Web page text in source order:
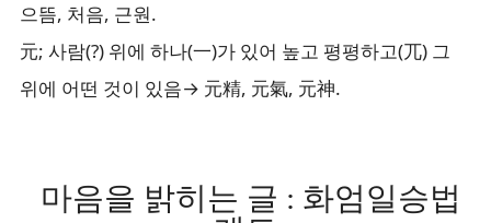
으뜸, 처음, 근원.
元; 사람(?) 위에 하나(一)가 있어 높고 평평하고(兀) 그
위에 어떤 것이 있음→ 元精, 元氣, 元神.
마음을 밝히는 글 : 화엄일승법